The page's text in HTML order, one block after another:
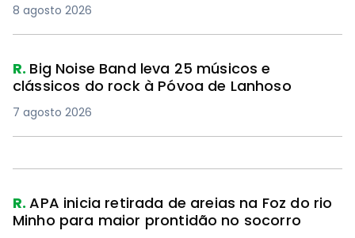
8 agosto 2026
R. Big Noise Band leva 25 músicos e
clássicos do rock à Póvoa de Lanhoso
7 agosto 2026
R.APA inicia retirada de areias na Foz do rio
Minho para maior prontidão no socorro